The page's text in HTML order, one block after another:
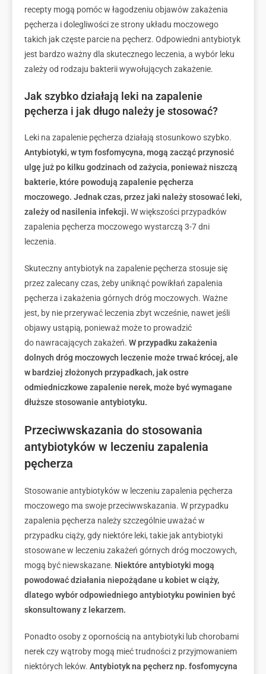
recepty mogą pomóc w łagodzeniu objawów zakażenia
pęcherza i dolegliwości ze strony układu moczowego
takich jak częste parcie na pęcherz. Odpowiedni antybiotyk
jest bardzo ważny dla skutecznego leczenia, a wybór leku
zależy od rodzaju bakterii wywołujących zakażenie.
Jak szybko działają leki na zapalenie
pęcherza i jak długo należy je stosować?
Leki na zapalenie pęcherza działają stosunkowo szybko.
Antybiotyki, w tym fosfomycyna, mogą zacząć przynosić
ulgę już po kilku godzinach od zażycia, ponieważ niszczą
bakterie, które powodują zapalenie pęcherza
moczowego. Jednak czas, przez jaki należy stosować leki,
zależy od nasilenia infekcji. W większości przypadków
zapalenia pęcherza moczowego wystarczą 3-7 dni
leczenia.
Skuteczny antybiotyk na zapalenie pęcherza stosuje się
przez zalecany czas, żeby uniknąć powikłań zapalenia
pęcherza i zakażenia górnych dróg moczowych. Ważne
jest, by nie przerywać leczenia zbyt wcześnie, nawet jeśli
objawy ustąpią, ponieważ może to prowadzić
do nawracających zakażeń. W przypadku zakażenia
dolnych dróg moczowych leczenie może trwać krócej, ale
w bardziej złożonych przypadkach, jak ostre
odmiedniczkowe zapalenie nerek, może być wymagane
dłuższe stosowanie antybiotyku.
Przeciwwskazania do stosowania
antybiotyków w leczeniu zapalenia
pęcherza
Stosowanie antybiotyków w leczeniu zapalenia pęcherza
moczowego ma swoje przeciwwskazania. W przypadku
zapalenia pęcherza należy szczególnie uważać w
przypadku ciąży, gdy niektóre leki, takie jak antybiotyki
stosowane w leczeniu zakażeń górnych dróg moczowych,
mogą być niewskazane. Niektóre antybiotyki mogą
powodować działania niepożądane u kobiet w ciąży,
dlatego wybór odpowiedniego antybiotyku powinien być
skonsultowany z lekarzem.
Ponadto osoby z opornością na antybiotyki lub chorobami
nerek czy wątroby mogą mieć trudności z przyjmowaniem
niektórych leków. Antybiotyk na pęcherz np. fosfomycyna